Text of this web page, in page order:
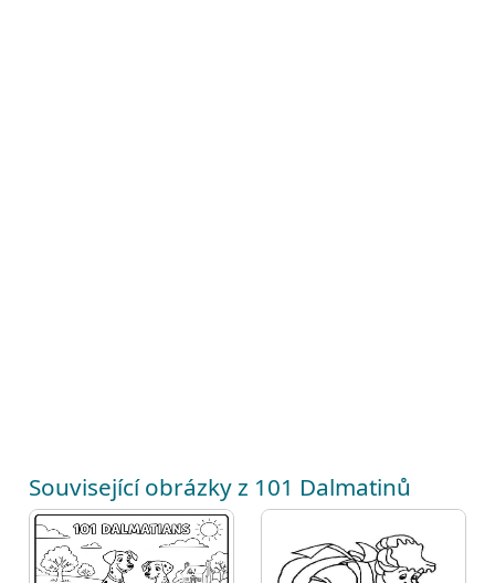
Související obrázky z 101 Dalmatinů